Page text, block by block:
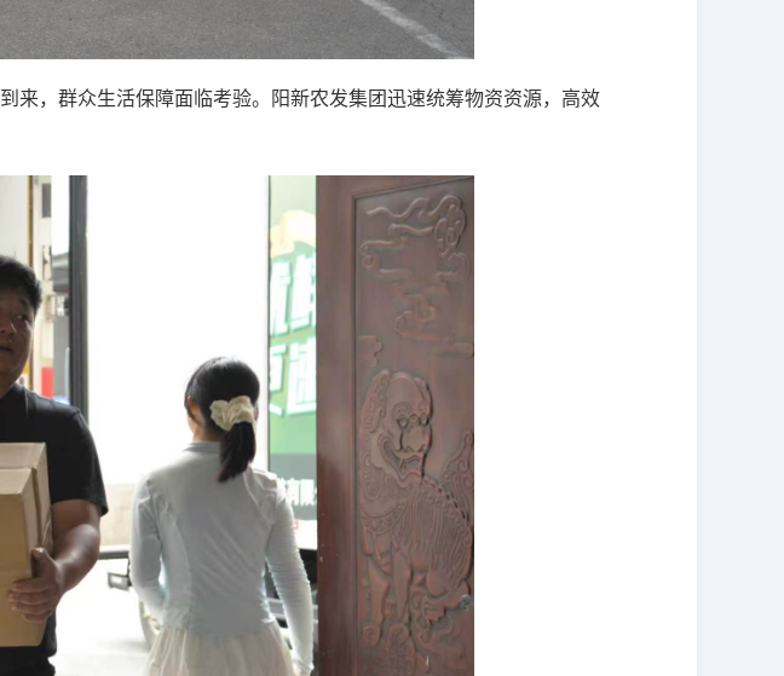
来，群众生活保障面临考验。阳新农发集团迅速统筹物资资源，高效